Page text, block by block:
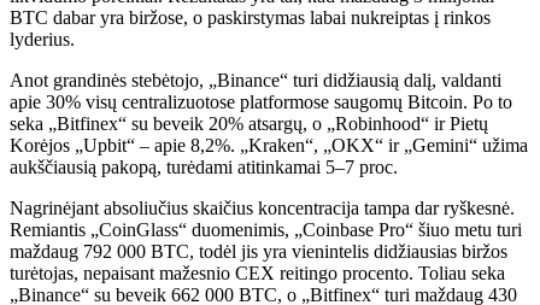
BTC dabar yra biržose, o paskirstymas labai nukreiptas į rinkos
lyderius.
Anot grandinės stebėtojo, „Binance“ turi didžiausią dalį, valdanti
apie 30% visų centralizuotose platformose saugomų Bitcoin. Po to
seka „Bitfinex“ su beveik 20% atsargų, o „Robinhood“ ir Pietų
Korėjos „Upbit“ – apie 8,2%. „Kraken“, „OKX“ ir „Gemini“ užima
aukščiausią pakopą, turėdami atitinkamai 5–7 proc.
Nagrinėjant absoliučius skaičius koncentracija tampa dar ryškesnė.
Remiantis „CoinGlass“ duomenimis, „Coinbase Pro“ šiuo metu turi
maždaug 792 000 BTC, todėl jis yra vienintelis didžiausias biržos
turėtojas, nepaisant mažesnio CEX reitingo procento. Toliau seka
„Binance“ su beveik 662 000 BTC, o „Bitfinex“ turi maždaug 430